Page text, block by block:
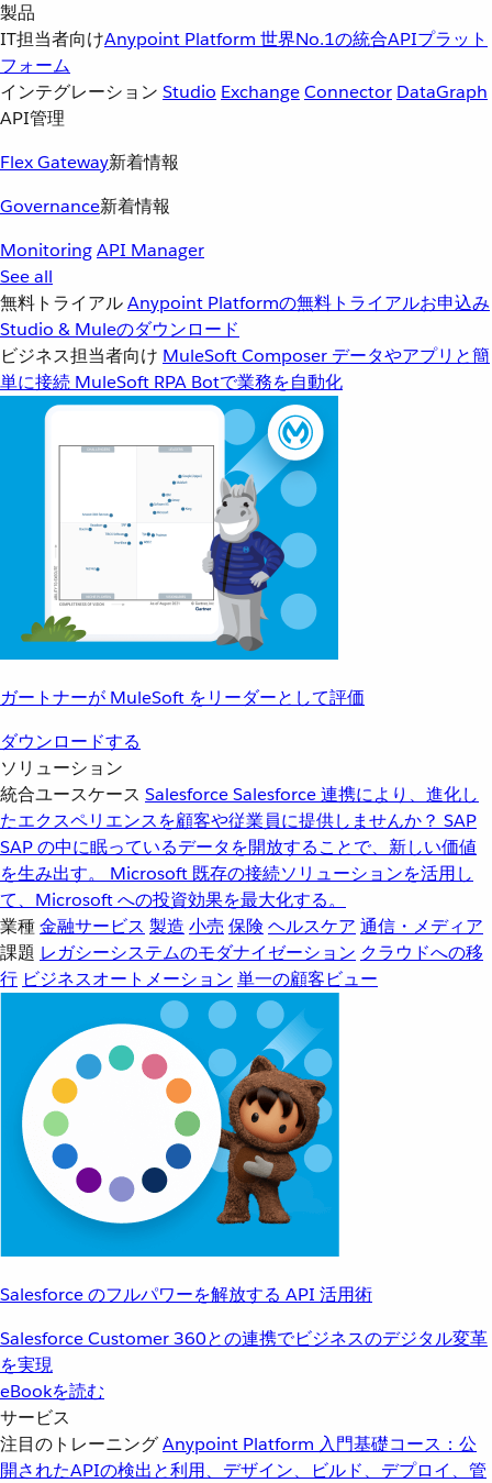
製品
IT担当者向けAnypoint Platform 世界No.1の統合APIプラット
フォーム
インテグレーション Studio ExchangeConnector DataGraph
API管理
Flex Gateway新着情報
Governance新着情報
MonitoringAPI Manager
See all
無料トライアルAnypoint Platformの無料トライアルお申込み
Studio & Muleのダウンロード
ビジネス担当者向け MuleSoft Composer データやアプリと簡
単に接続 MuleSoft RPA Botで業務を自動化
ガートナーが MuleSoft をリーダーとして評価
ダウンロードする
ソリューション
統合ユースケース SalesforceSalesforce 連携により、進化し
たエクスペリエンスを顧客や従業員に提供しませんか？ SAP
SAP の中に眠っているデータを開放することで、新しい価値
を生み出す。
Microsoft 既存の接続ソリューションを活用し
て、Microsoft への投資効果を最大化する。
業種金融サービス 製造 小売 保険 ヘルスケア 通信・メディア
課題 レガシーシステムのモダナイゼーション クラウドへの移
行 ビジネスオートメーション 単一の顧客ビュー
Salesforce のフルパワーを解放する API 活用術
Salesforce Customer 360との連携でビジネスのデジタル変革
を実現
eBookを読む
サービス
注目のトレーニングAnypoint Platform 入門基礎コース：公
開されたAPIの検出と利用、デザイン、ビルド、デプロイ、管